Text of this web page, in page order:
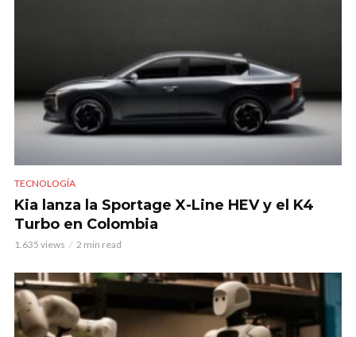
TECNOLOGÍA
Kia lanza la Sportage X-Line HEV y el K4
Turbo en Colombia
1.635 views 2 min read